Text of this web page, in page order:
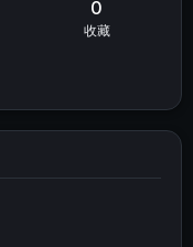
0
收藏